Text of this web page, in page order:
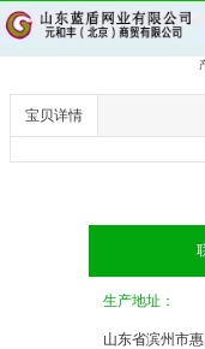
宝贝详情
生产地址：
山东省滨州市